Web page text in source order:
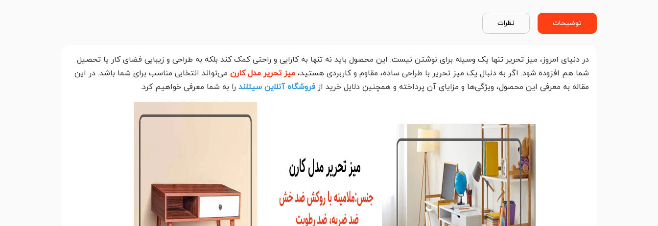
توضیحات نظرات
در دنیای امروز، میز تحریر تنها یک وسیله برای نوشتن نیست. این محصول باید نه تنها به کارایی و راحتی کمک کند بلکه به طراحی و زیبایی فضای کار یا تحصیل
شما هم افزوده شود. اگر به دنبال یک میز تحریر با طراحی ساده، مقاوم و کاربردی هستید، میز تحریر مدل کارنمی‌تواند انتخابی مناسب برای شما باشد. در این
مقاله به معرفی این محصول، ویژگی‌ها و مزایای آن پرداخته و همچنین دلایل خرید از فروشگاه آنلاین سیتلندرا به شما معرفی خواهیم کرد.